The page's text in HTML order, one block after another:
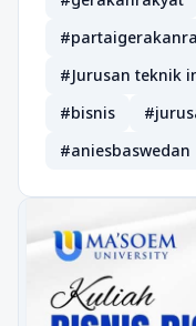
#Jurusan teknik
#bisnis
#aniesbaswedan